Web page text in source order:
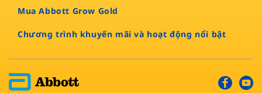
Mua Abbott Grow Gold
Chương trình khuyến mãi và hoạt động nổi bật